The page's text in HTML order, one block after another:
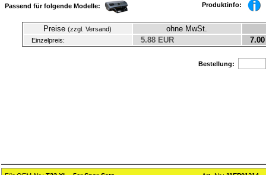
Passend für folgende Modelle: Produktinfo:
Preise (zzgl. Versand) ohne MwSt.
Einzelpreis: 5.88 EUR 7.00
Bestellung: